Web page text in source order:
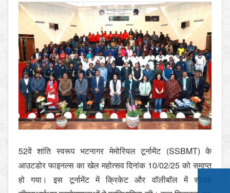
52वें शांति स्वरूप भटनागर मेमोरियल टूर्नामेंट (SSBMT) के
आउटडोर फाइनल्स का खेल महोत्सव दिनांक 10/02/25 को समाप्त
हो गया। इस टूर्नामेंट में क्रिकेट और वॉलीबॉल में सोलह